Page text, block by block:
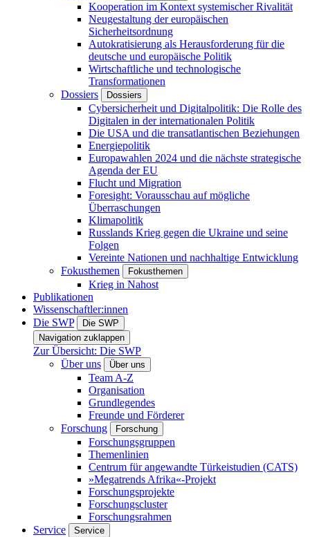
Kooperation im Kontext systemischer Rivalität
Neugestaltung der europäischen
Sicherheitsordnung
Autokratisierung als Herausforderung für die
deutsche und europäische Politik
Wirtschaftliche und technologische
Transformationen
Dossiers
Dossiers
Cybersicherheit und Digitalpolitik: Die Rolle des
Digitalen in der internationalen Politik
Die USA und die transatlantischen Beziehungen
Energiepolitik
Europawahlen 2024 und die nächste strategische
Agenda der EU
Flucht und Migration
Foresight: Vorausschau auf mögliche
Überraschungen
Klimapolitik
Russlands Krieg gegen die Ukraine und seine
Folgen
Vereinte Nationen und nachhaltige Entwicklung
Fokusthemen
Fokusthemen
Krieg in Nahost
Publikationen
Wissenschaftler:innen
Die SWP
Die SWP
Navigation zuklappen
Zur Übersicht: Die SWP
Über uns
Über uns
Team A-Z
Organisation
Grundlegendes
Freunde und Förderer
Forschung
Forschung
Forschungsgruppen
Themenlinien
Centrum für angewandte Türkeistudien (CATS)
»Megatrends Afrika«-Projekt
Forschungsprojekte
Forschungscluster
Forschungsrahmen
Service
Service